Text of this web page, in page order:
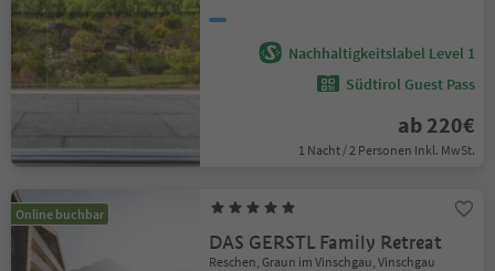
Nachhaltigkeitslabel Level 1
Südtirol Guest Pass
ab 220€
1 Nacht / 2 Personen Inkl. MwSt.
Online buchbar
DAS GERSTL Family Retreat
Reschen, Graun im Vinschgau, Vinschgau